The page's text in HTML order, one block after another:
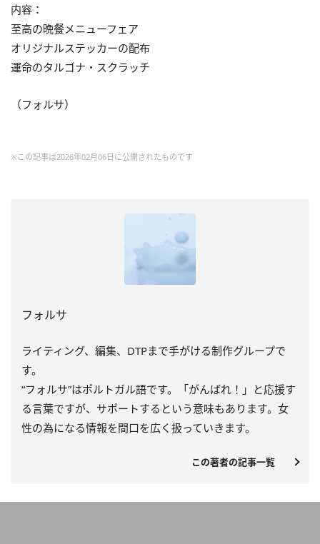
内容：
至高の晩餐メニューフェア
オリジナルステッカーの配布
運命のタルゴナ・スクラッチ
（フォルサ）
※この記事は2026年02月06日に公開されたものです
フォルサ
ライティング、編集、DTPまで手がける制作グループで
す。
“フォルサ”はポルトガル語です。「がんばれ！」と応援す
る言葉ですが、サポートするという意味もあります。女
性の為になる情報を間口を広く扱っていきます。
この著者の記事一覧